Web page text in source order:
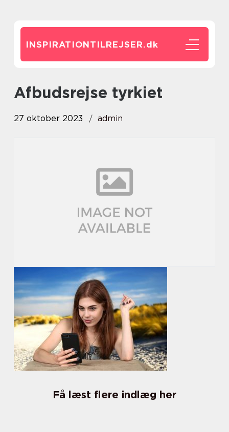
INSPIRATIONTILREJSER.dk
afbudsrejse tyrkiet
27 oktober 2023 admin
Få læst flere indlæg her